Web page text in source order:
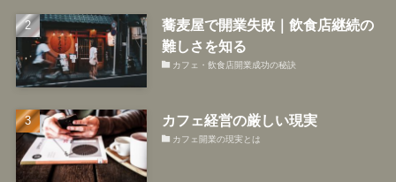
蕎麦屋で開業失敗｜飲食店継続の
難しさを知る
カフェ・飲食店開業成功の秘訣
カフェ経営の厳しい現実
カフェ開業の現実とは